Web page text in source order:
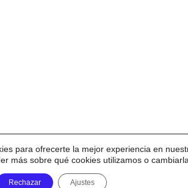
para ofrecerte la mejor experiencia en
más sobre qué cookies utilizamos o
Rechazar Ajustes